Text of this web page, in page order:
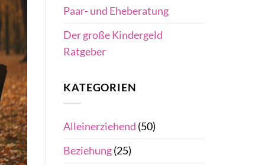
Paar- und Eheberatung
Der große Kindergeld
Ratgeber
KATEGORIEN
Alleinerziehend (50)
Beziehung(25)